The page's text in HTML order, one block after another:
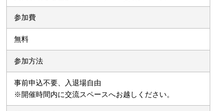
参加費
無料
参加方法
事前申込不要、入退場自由
※開催時間内に交流スペースへお越しください。